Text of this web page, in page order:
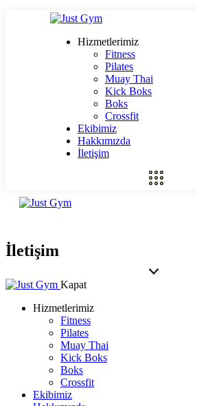
Hizmetlerimiz
Fitness
Pilates
Muay Thai
Kick Boks
Boks
Crossfit
Ekibimiz
Hakkımızda
İletişim
İletişim
Kapat
Hizmetlerimiz
Fitness
Pilates
Muay Thai
Kick Boks
Boks
Crossfit
Ekibimiz